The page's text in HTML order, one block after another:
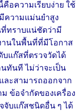
คือความเรียบง่าย ใช้
ความแม่นยำสูง
ที่ทราบแน่ชัดว่ามี
านในพื้นที่ที่มีโอกาส
บแก๊สที่ตรวจวัดได้
ทันที ไม่ว่าจะเป็น
ละสามารถออกจาก
ข้อจำกัดของเครื่อง
จับแก๊สชนิดอื่น ๆ ได้